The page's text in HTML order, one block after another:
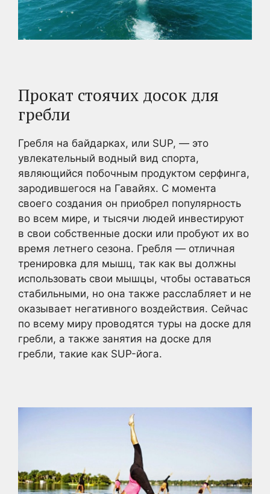
Прокат стоячих досок для
гребли
Гребля на байдарках, или SUP, — это
увлекательный водный вид спорта,
являющийся побочным продуктом серфинга,
зародившегося на Гавайях. С момента
своего создания он приобрел популярность
во всем мире, и тысячи людей инвестируют
в свои собственные доски или пробуют их во
время летнего сезона. Гребля — отличная
тренировка для мышц, так как вы должны
использовать свои мышцы, чтобы оставаться
стабильными, но она также расслабляет и не
оказывает негативного воздействия. Сейчас
по всему миру проводятся туры на доске для
гребли, а также занятия на доске для
гребли, такие как SUP-йога.